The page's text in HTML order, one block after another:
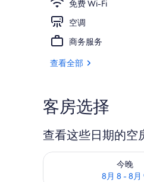
免费 Wi-Fi
空调
商务服务
查看全部
客房选择
查看这些日期的空
今晚
8月 8 - 8月
查看今晚的空房情况：8